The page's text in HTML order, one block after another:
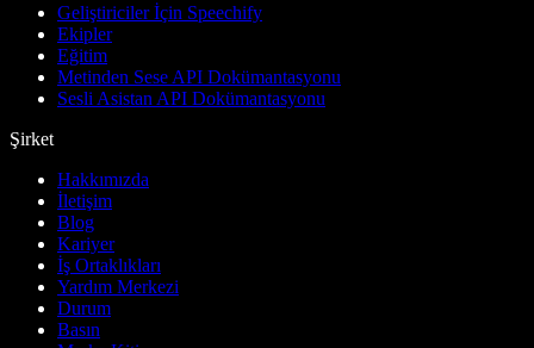
Geliştiriciler İçin Speechify
Ekipler
Eğitim
Metinden Sese API Dokümantasyonu
Sesli Asistan API Dokümantasyonu
Şirket
Hakkımızda
İletişim
Blog
Kariyer
İş Ortaklıkları
Yardım Merkezi
Durum
Basın